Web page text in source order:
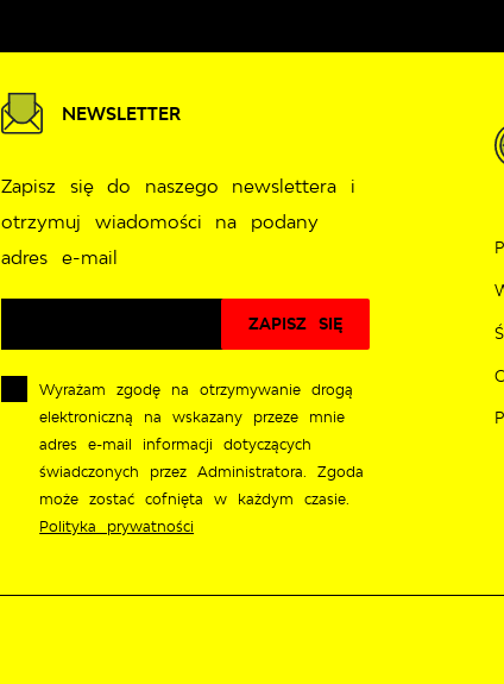
NEWSLETTER
Zapisz się do naszego newslettera i
otrzymuj wiadomości na podany
adres e-mail
Wyrażam zgodę na otrzymywanie drogą
elektroniczną na wskazany przeze mnie
adres e-mail informacji dotyczących
świadczonych przez Administratora. Zgoda
może zostać cofnięta w każdym czasie.
Polityka prywatności